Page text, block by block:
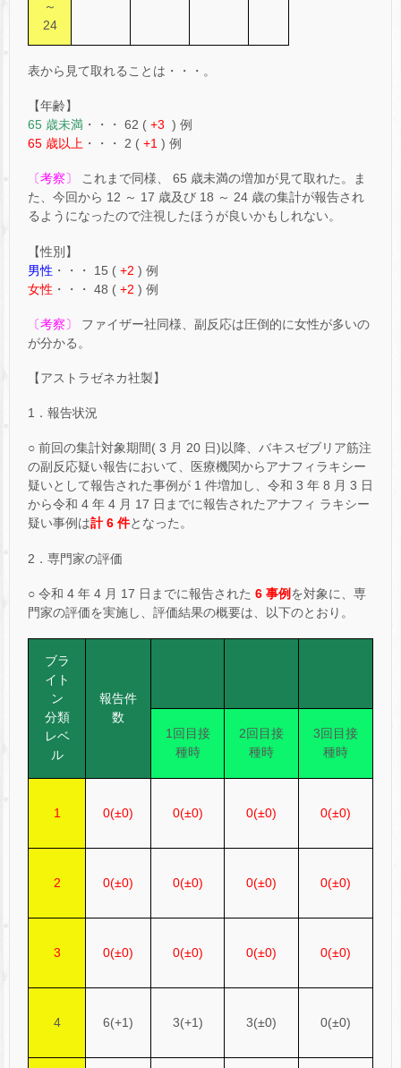
～
24
表から見て取れることは・・・。
【年齢】
65 歳未満 ・・・ 62 ( +3 ) 例
65 歳以上 ・・・ 2 ( +1 ) 例
〔考察〕 これまで同様、 65 歳未満の増加が見て取れた。ま
た、今回から 12 ～ 17 歳及び 18 ～ 24 歳の集計が報告され
るようになったので注視したほうが良いかもしれない。
【性別】
男性 ・・・ 15 ( +2 ) 例
女性 ・・・ 48 ( +2 ) 例
〔考察〕 ファイザー社同様、副反応は圧倒的に女性が多いの
が分かる。
【アストラゼネカ社製】
1．報告状況
○ 前回の集計対象期間( 3 月 20 日)以降、バキスゼブリア筋注
の副反応疑い報告において、医療機関からアナフィラキシー
疑いとして報告された事例が 1 件増加し、令和 3 年 8 月 3 日
から令和 4 年 4 月 17 日までに報告されたアナフィ ラキシー
疑い事例は計 6 件となった。
2．専門家の評価
○ 令和 4 年 4 月 17 日までに報告された 6 事例を対象に、専
門家の評価を実施し、評価結果の概要は、以下のとおり。
ブラ
イト
ン
分類
レベ
ル
報告件
数
1回目接
種時
2回目接
種時
3回目接
種時
1 0(±0) 0(±0) 0(±0) 0(±0)
2 0(±0) 0(±0) 0(±0) 0(±0)
3 0(±0) 0(±0) 0(±0) 0(±0)
4 6(+1) 3(+1) 3(±0) 0(±0)